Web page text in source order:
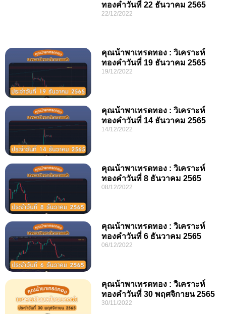
ทองคำวันที่ 22 ธันวาคม 2565
22/12/2022
คุณน้าพาเทรดทอง : วิเคราะห์
ทองคำวันที่ 19 ธันวาคม 2565
19/12/2022
คุณน้าพาเทรดทอง : วิเคราะห์
ทองคำวันที่ 14 ธันวาคม 2565
14/12/2022
คุณน้าพาเทรดทอง : วิเคราะห์
ทองคำวันที่ 8 ธันวาคม 2565
08/12/2022
คุณน้าพาเทรดทอง : วิเคราะห์
ทองคำวันที่ 6 ธันวาคม 2565
06/12/2022
คุณน้าพาเทรดทอง : วิเคราะห์
ทองคำวันที่ 30 พฤศจิกายน 2565
30/11/2022